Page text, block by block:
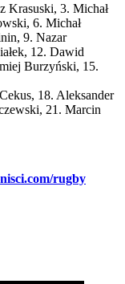
Krasuski, 3. Michał
6. Michał
9. Nazar
12. Dawid
Burzyński, 15.
18. Aleksander
21. Marcin
rugby